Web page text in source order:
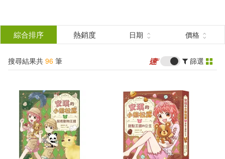
結
分類 (單選)
所有商品(96) 圖書(86)
電子書(10)
綜合排序 熱銷度 日期 價格
搜尋結果共 96 筆 篩選